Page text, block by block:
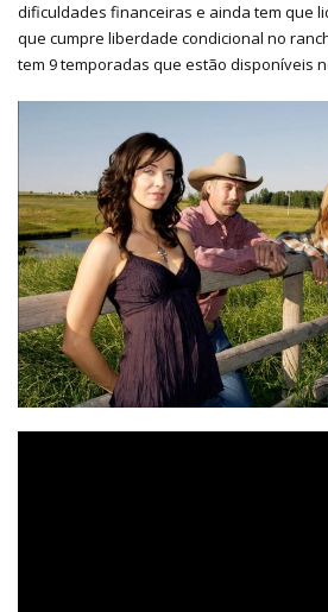
dificuldades financeiras e ainda tem que
que cumpre liberdade condicional no
tem 9 temporadas que estão disponíveis